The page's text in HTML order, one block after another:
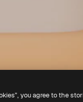
you agree to the